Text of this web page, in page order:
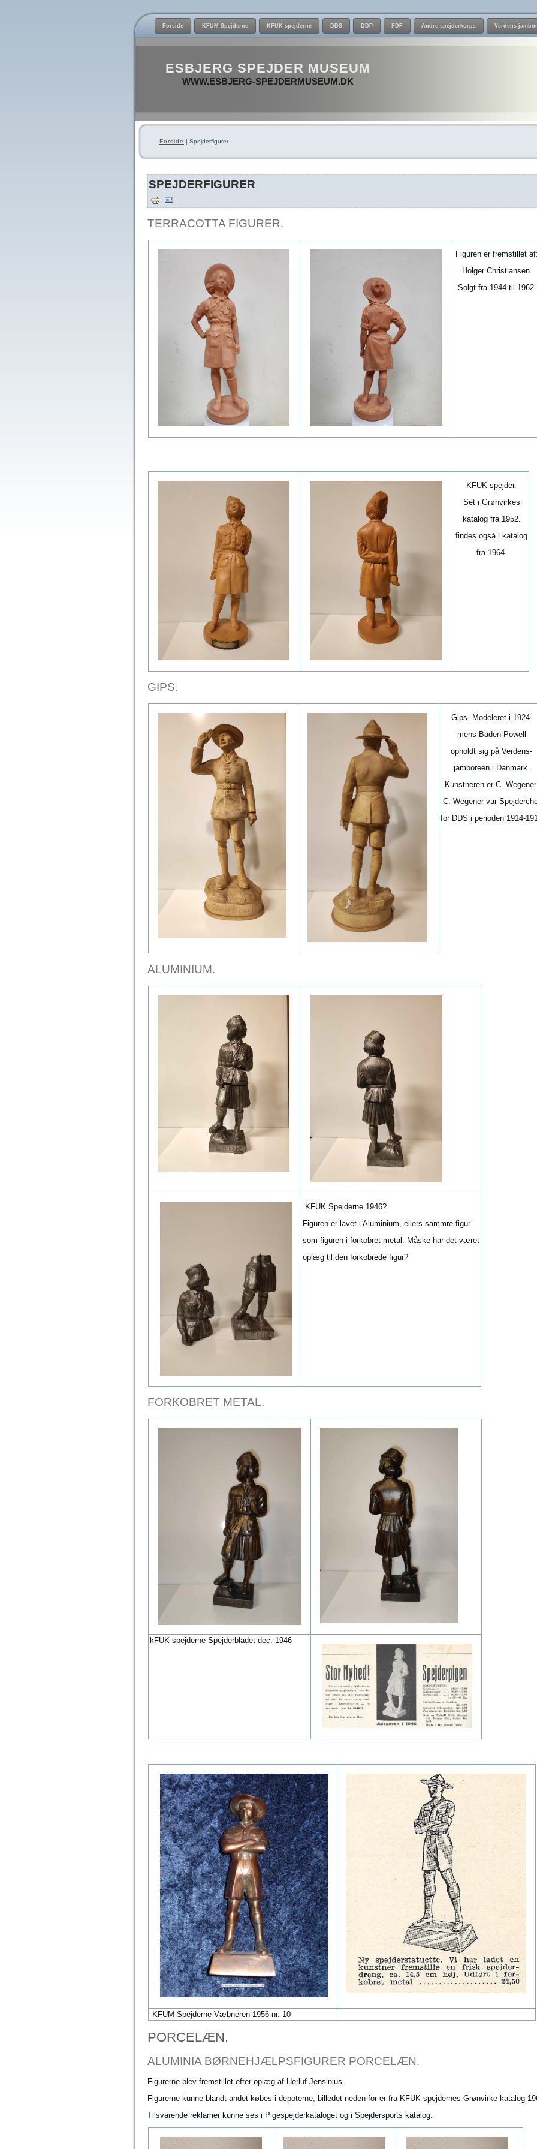
Forside KFUM Spejderne KFUK spejderne DDS DDP FDF Andre spejderkorps Verdens
ESBJERG SPEJDER MUSEUM
WWW.ESBJERG-SPEJDERMUSEUM.DK
Forside | Spejderfigurer
SPEJDERFIGURER
TERRACOTTA FIGURER.
Figuren er fremstillet
Holger Christiansen.
Solgt fra 1944 til 1962.
KFUK spejder.
Set i Grønvirkes
katalog fra 1952.
findes også i katalog
fra 1964.
GIPS.
Gips. Modeleret i 1924.
mens Baden-Powell
opholdt sig på Verdens-
jamboreen i Danmark.
Kunstneren er C.
C. Wegener var
for DDS i perioden 1914-
ALUMINIUM.
KFUK Spejderne 1946?
Figuren er lavet i Aluminium, ellers sammre figur
som figuren i forkobret metal. Måske har det været
oplæg til den forkobrede figur?
FORKOBRET METAL.
kFUK spejderne Spejderbladet dec. 1946
KFUM-Spejderne Væbneren 1956 nr. 10
PORCELÆN.
ALUMINIA BØRNEHJÆLPSFIGURER PORCELÆN.
Figurerne blev fremstillet efter oplæg af Herluf Jensinius.
Figurerne kunne blandt andet købes i depoterne, billedet neden for er fra KFUK spejdernes Grønvirke katalog
Tilsvarende reklamer kunne ses i Pigespejderkataloget og i Spejdersports katalog.